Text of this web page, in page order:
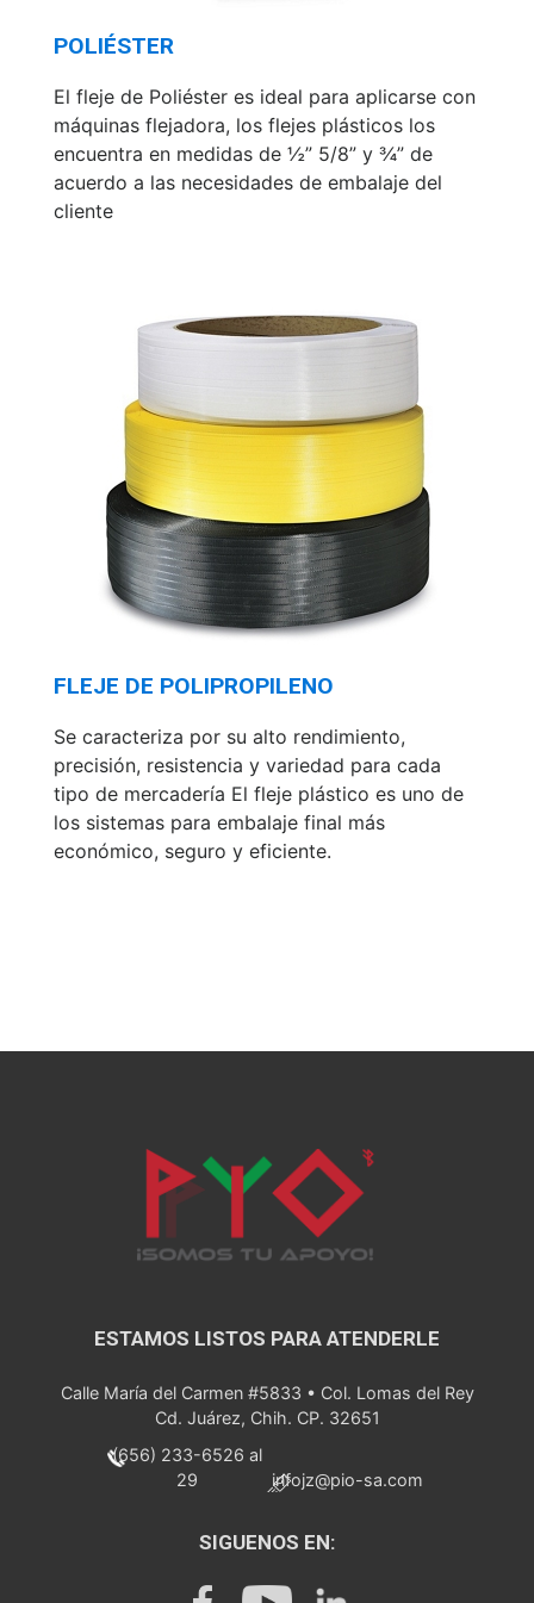
POLIÉSTER
El fleje de Poliéster es ideal para aplicarse con
máquinas flejadora, los flejes plásticos los
encuentra en medidas de ½” 5/8” y ¾” de
acuerdo a las necesidades de embalaje del
cliente
FLEJE DE POLIPROPILENO
Se caracteriza por su alto rendimiento,
precisión, resistencia y variedad para cada
tipo de mercadería El fleje plástico es uno de
los sistemas para embalaje final más
económico, seguro y eficiente.
ESTAMOS LISTOS PARA ATENDERLE
Calle María del Carmen #5833 • Col. Lomas del Rey
Cd. Juárez, Chih. CP. 32651
(656) 233-6526 al
29
infojz@pio-sa.com
SIGUENOS EN: